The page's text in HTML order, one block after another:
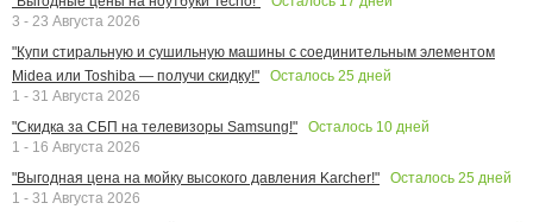
3 - 23 Августа 2026
"Купи стиральную и сушильную машины с соединительным элементом
Midea или Toshiba — получи скидку!"
Осталось 25 дней
1 - 31 Августа 2026
"Скидка за СБП на телевизоры Samsung!"
Осталось 10 дней
1 - 16 Августа 2026
"Выгодная цена на мойку высокого давления Karcher!"
Осталось 25 дней
1 - 31 Августа 2026